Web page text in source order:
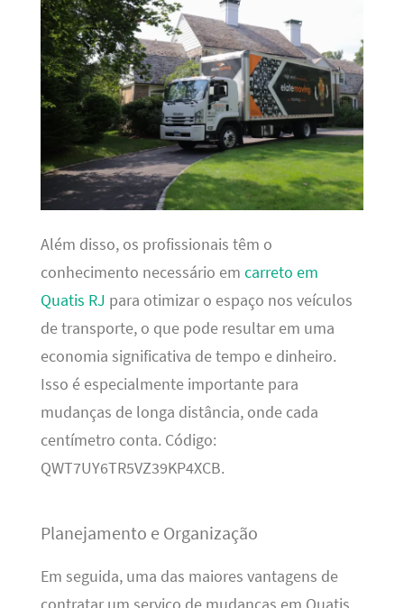
Além disso, os profissionais têm o
conhecimento necessário em carreto em
Quatis RJ para otimizar o espaço nos veículos
de transporte, o que pode resultar em uma
economia significativa de tempo e dinheiro.
Isso é especialmente importante para
mudanças de longa distância, onde cada
centímetro conta. Código:
QWT7UY6TR5VZ39KP4XCB.
Planejamento e Organização
Em seguida, uma das maiores vantagens de